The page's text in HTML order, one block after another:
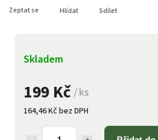
199 Kč / ks
164,46 Kč bez DPH
Skladem
Zeptat se Hlídat Sdílet